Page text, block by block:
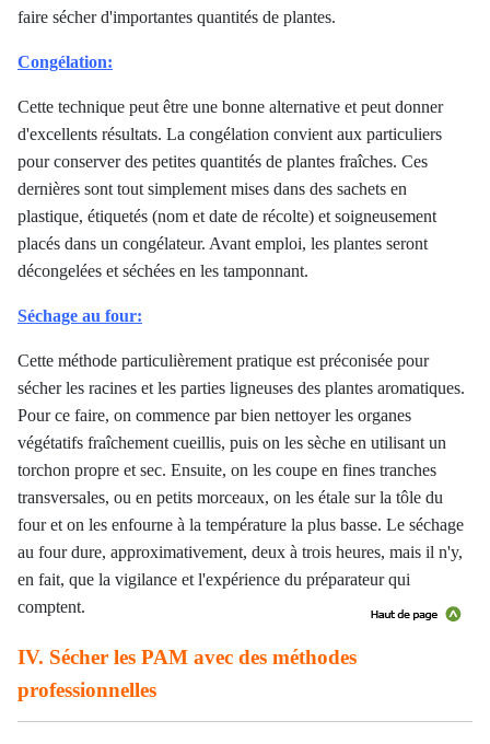
faire sécher d'importantes quantités de plantes.
Congélation:
Cette technique peut être une bonne alternative et peut donner
d'excellents résultats. La congélation convient aux particuliers
pour conserver des petites quantités de plantes fraîches. Ces
dernières sont tout simplement mises dans des sachets en
plastique, étiquetés (nom et date de récolte) et soigneusement
placés dans un congélateur. Avant emploi, les plantes seront
décongelées et séchées en les tamponnant.
Séchage au four:
Cette méthode particulièrement pratique est préconisée pour
sécher les racines et les parties ligneuses des plantes aromatiques.
Pour ce faire, on commence par bien nettoyer les organes
végétatifs fraîchement cueillis, puis on les sèche en utilisant un
torchon propre et sec. Ensuite, on les coupe en fines tranches
transversales, ou en petits morceaux, on les étale sur la tôle du
four et on les enfourne à la température la plus basse. Le séchage
au four dure, approximativement, deux à trois heures, mais il n'y,
en fait, que la vigilance et l'expérience du préparateur qui
comptent.
IV. Sécher les PAM avec des méthodes
professionnelles